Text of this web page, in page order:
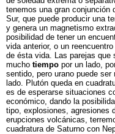
tenemos una gran conjunción
Sur, que puede producir una
y genera un magnetismo
posibilidad de tener un
vida anterior, o un
de ésta vida. Las parejas que
mucho tiempo por un lado,
sentido, pero urano puede
lado. Plutón queda en
es de esperarse situaciones
económico, dando la
tipo, explosiones, agresiones
erupciones volcánicas,
cuadratura de Saturno con